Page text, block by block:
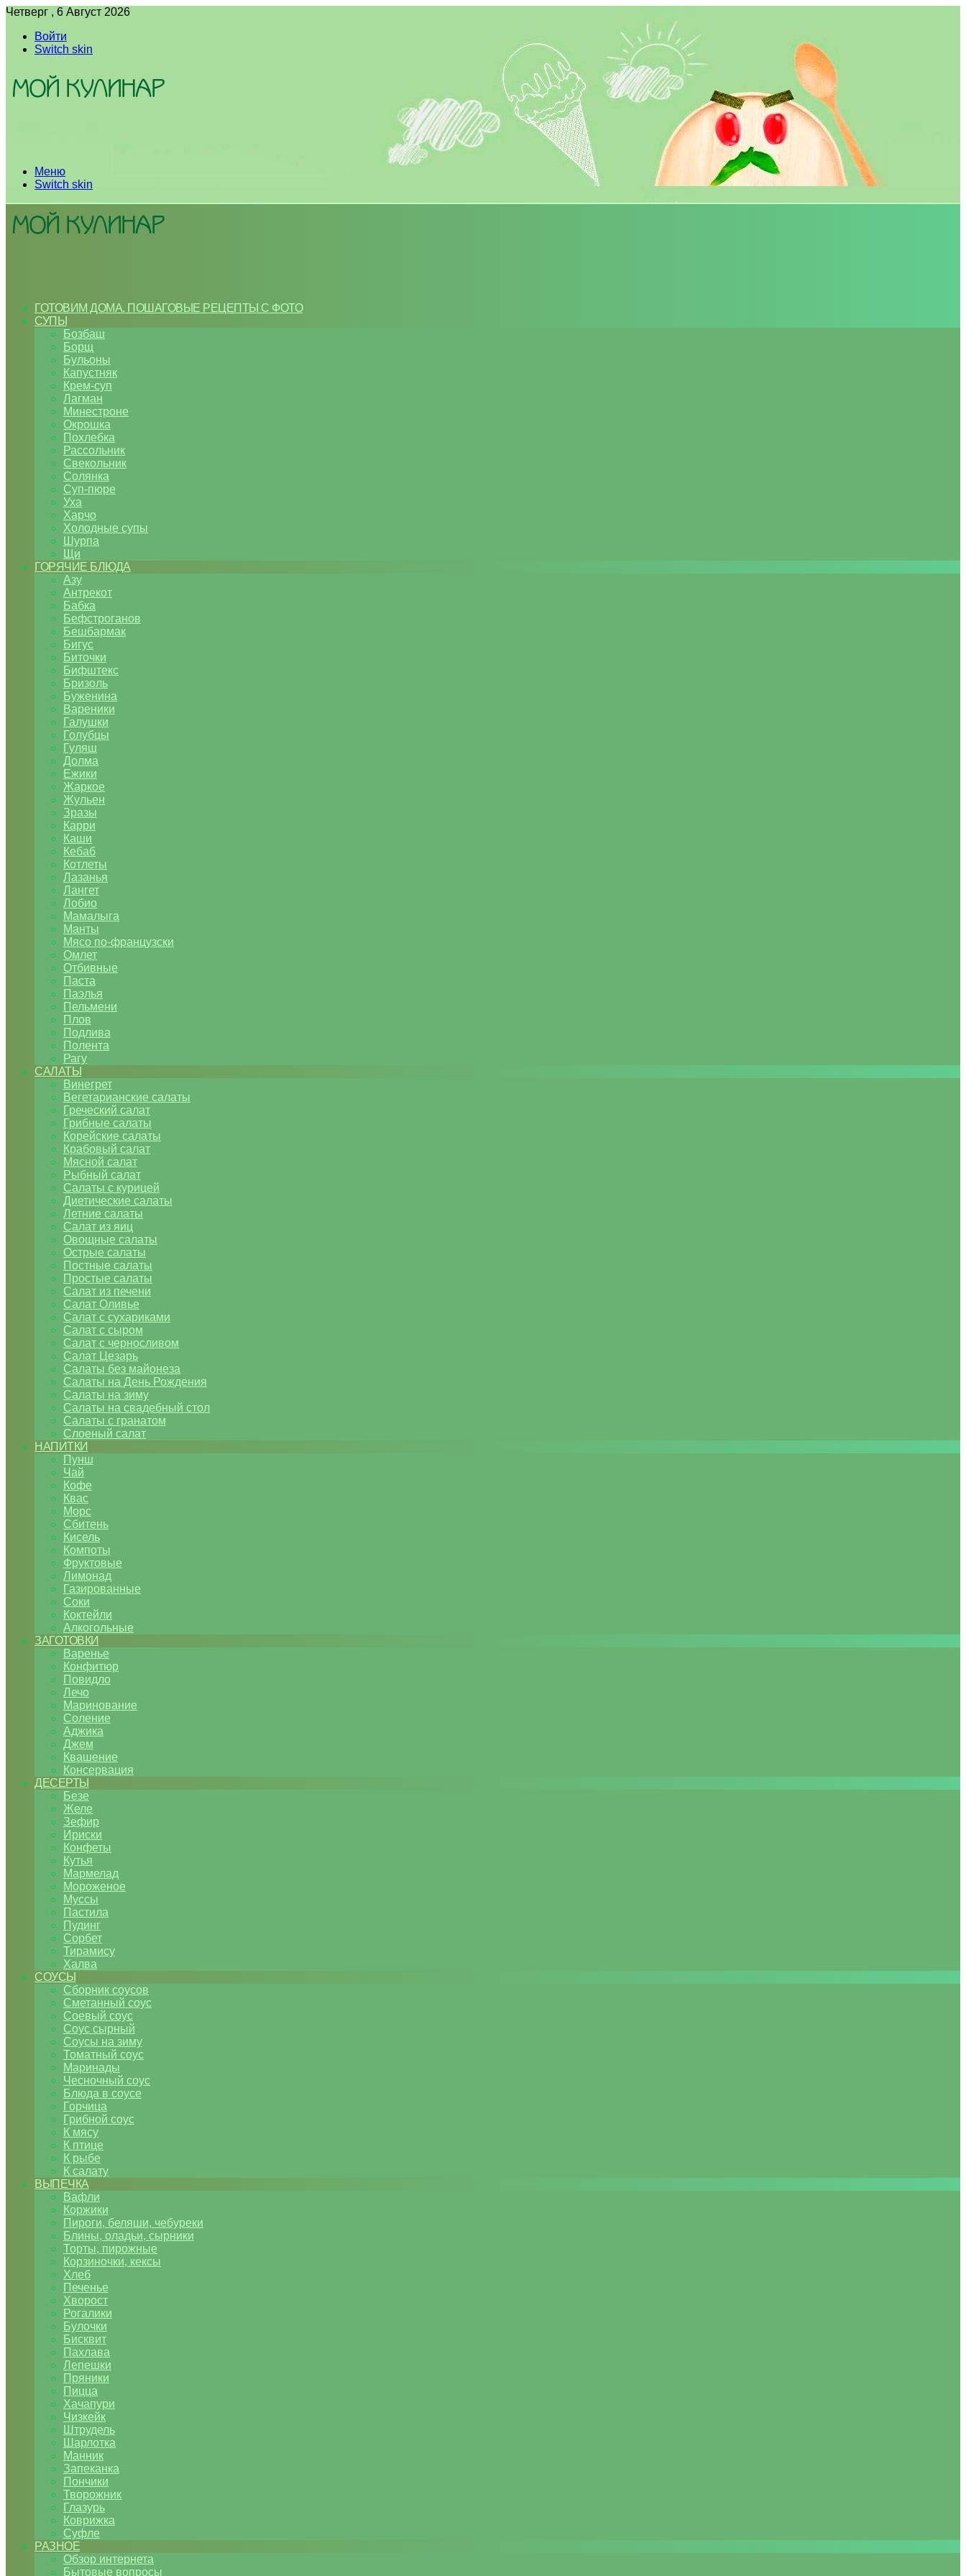
Четверг , 6 Август 2026
Войти
Switch skin
Меню
Switch skin
ГОТОВИМ ДОМА. ПОШАГОВЫЕ РЕЦЕПТЫ С ФОТО
СУПЫ
Бозбаш
Борщ
Бульоны
Капустняк
Крем-суп
Лагман
Минестроне
Окрошка
Похлебка
Рассольник
Свекольник
Солянка
Суп-пюре
Уха
Харчо
Холодные супы
Шурпа
Щи
ГОРЯЧИЕ БЛЮДА
Азу
Антрекот
Бабка
Бефстроганов
Бешбармак
Бигус
Биточки
Бифштекс
Бризоль
Буженина
Вареники
Галушки
Голубцы
Гуляш
Долма
Ежики
Жаркое
Жульен
Зразы
Карри
Каши
Кебаб
Котлеты
Лазанья
Лангет
Лобио
Мамалыга
Манты
Мясо по-французски
Омлет
Отбивные
Паста
Паэлья
Пельмени
Плов
Подлива
Полента
Рагу
САЛАТЫ
Винегрет
Вегетарианские салаты
Греческий салат
Грибные салаты
Корейские салаты
Крабовый салат
Мясной салат
Рыбный салат
Салаты с курицей
Диетические салаты
Летние салаты
Салат из яиц
Овощные салаты
Острые салаты
Постные салаты
Простые салаты
Салат из печени
Салат Оливье
Салат с сухариками
Салат с сыром
Салат с черносливом
Салат Цезарь
Салаты без майонеза
Салаты на День Рождения
Салаты на зиму
Салаты на свадебный стол
Салаты с гранатом
Слоеный салат
НАПИТКИ
Пунш
Чай
Кофе
Квас
Морс
Сбитень
Кисель
Компоты
Фруктовые
Лимонад
Газированные
Соки
Коктейли
Алкогольные
ЗАГОТОВКИ
Варенье
Конфитюр
Повидло
Лечо
Маринование
Соление
Аджика
Джем
Квашение
Консервация
ДЕСЕРТЫ
Безе
Желе
Зефир
Ириски
Конфеты
Кутья
Мармелад
Мороженое
Муссы
Пастила
Пудинг
Сорбет
Тирамису
Халва
СОУСЫ
Сборник соусов
Сметанный соус
Соевый соус
Соус сырный
Соусы на зиму
Томатный соус
Маринады
Чесночный соус
Блюда в соусе
Горчица
Грибной соус
К мясу
К птице
К рыбе
К салату
ВЫПЕЧКА
Вафли
Коржики
Пироги, беляши, чебуреки
Блины, оладьи, сырники
Торты, пирожные
Корзиночки, кексы
Хлеб
Печенье
Хворост
Рогалики
Булочки
Бисквит
Пахлава
Лепешки
Пряники
Пицца
Хачапури
Чизкейк
Штрудель
Шарлотка
Манник
Запеканка
Пончики
Творожник
Глазурь
Коврижка
Суфле
РАЗНОЕ
Обзор интернета
Бытовые вопросы